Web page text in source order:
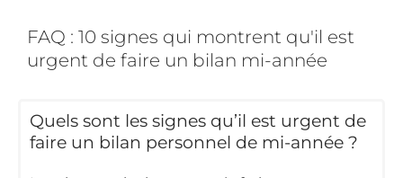
FAQ : 10 signes qui montrent qu'il est
urgent de faire un bilan mi-année
Quels sont les signes qu’il est urgent de
faire un bilan personnel de mi-année ?